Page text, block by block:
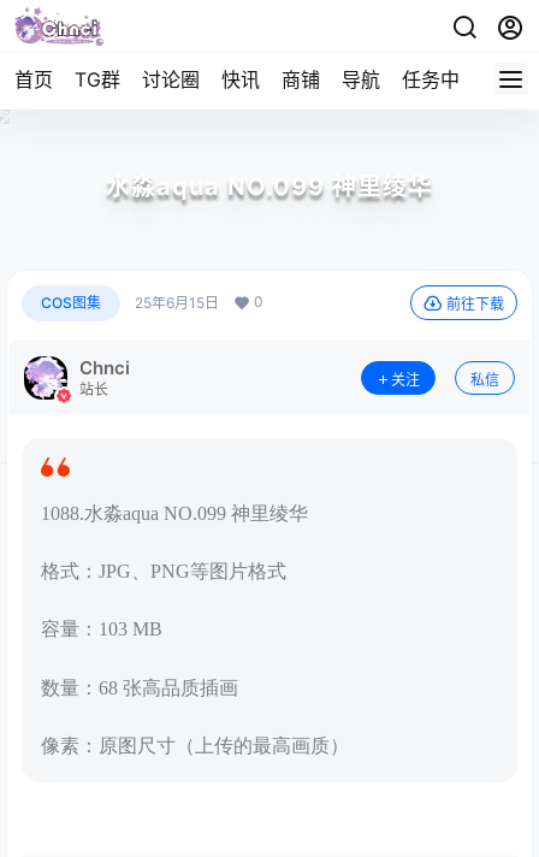
首页 TG群 讨论圈 快讯 商铺 导航 任务中心 帮助
水淼aqua NO.099 神里绫华
COS图集 25年6月15日 0 前往下载
Chnci
站长
关注 私信
1088.水淼aqua NO.099 神里绫华
格式：JPG、PNG等图片格式
容量：103 MB
数量：68 张高品质插画
像素：原图尺寸（上传的最高画质）